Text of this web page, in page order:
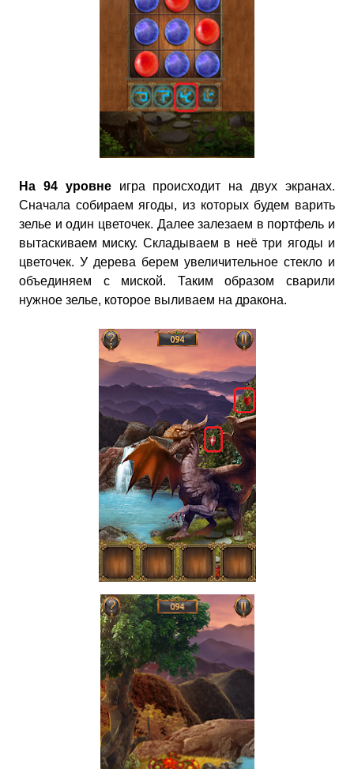
На 94 уровнеигра происходит на двух экранах.
Сначала собираем ягоды, из которых будем варить
зелье и один цветочек. Далее залезаем в портфель и
вытаскиваем миску. Складываем в неё три ягоды и
цветочек. У дерева берем увеличительное стекло и
объединяем с миской. Таким образом сварили
нужное зелье, которое выливаем на дракона.